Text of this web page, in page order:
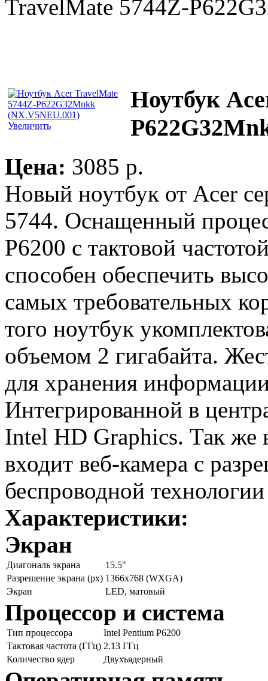
TravelMate 5744Z-
Увеличить
Ноутбук
Цена: 3085 p.
Новый ноутбук от Acer
5744. Оснащенный
P6200 с тактовой
способен обеспечить
самых требовательных
того ноутбук
объемом 2 гигабайта.
для хранения
Интегрированной в
Intel HD Graphics. Так же
входит веб-камера с
беспроводной
Характеристики:
Экран
Диагональ экрана
15.5"
Разрешение экрана (px) 1366x768 (WXGA)
Экран
LED, матовый
Процессор и система
Тип процессора
Intel Pentium P6200
Тактовая частота (ГГц) 2.13 ГГц
Количество ядер
Двухъядерный